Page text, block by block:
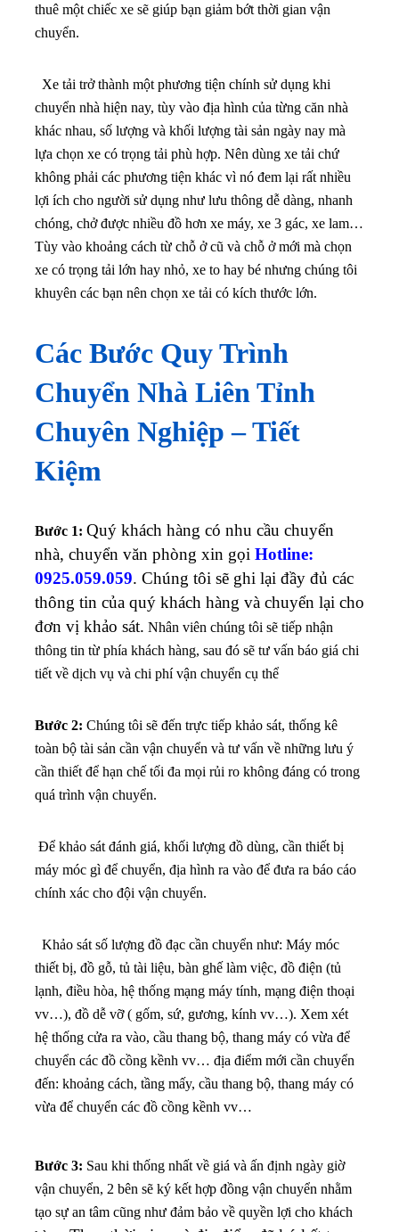
thuê một chiếc xe sẽ giúp bạn giảm bớt thời gian vận
chuyển.
Xe tải trở thành một phương tiện chính sử dụng khi
chuyển nhà hiện nay, tùy vào địa hình của từng căn nhà
khác nhau, số lượng và khối lượng tài sản ngày nay mà
lựa chọn xe có trọng tải phù hợp. Nên dùng xe tải chứ
không phải các phương tiện khác vì nó đem lại rất nhiều
lợi ích cho người sử dụng như lưu thông dễ dàng, nhanh
chóng, chở được nhiều đồ hơn xe máy, xe 3 gác, xe lam…
Tùy vào khoảng cách từ chỗ ở cũ và chỗ ở mới mà chọn
xe có trọng tải lớn hay nhỏ, xe to hay bé nhưng chúng tôi
khuyên các bạn nên chọn xe tải có kích thước lớn.
Các Bước Quy Trình
Chuyển Nhà Liên Tỉnh
Chuyên Nghiệp – Tiết
Kiệm
Bước 1: Quý khách hàng có nhu cầu chuyển
nhà, chuyển văn phòng xin gọi Hotline:
0925.059.059. Chúng tôi sẽ ghi lại đầy đủ các
thông tin của quý khách hàng và chuyển lại cho
đơn vị khảo sát. Nhân viên chúng tôi sẽ tiếp nhận
thông tin từ phía khách hàng, sau đó sẽ tư vấn báo giá chi
tiết về dịch vụ và chi phí vận chuyển cụ thể
Bước 2: Chúng tôi sẽ đến trực tiếp khảo sát, thống kê
toàn bộ tài sản cần vận chuyển và tư vấn về những lưu ý
cần thiết để hạn chế tối đa mọi rủi ro không đáng có trong
quá trình vận chuyển.
Để khảo sát đánh giá, khối lượng đồ dùng, cần thiết bị
máy móc gì để chuyển, địa hình ra vào để đưa ra báo cáo
chính xác cho đội vận chuyển.
Khảo sát số lượng đồ đạc cần chuyển như: Máy móc
thiết bị, đồ gỗ, tủ tài liệu, bàn ghế làm việc, đồ điện (tủ
lạnh, điều hòa, hệ thống mạng máy tính, mạng điện thoại
vv…), đồ dễ vỡ ( gốm, sứ, gương, kính vv…). Xem xét
hệ thống cửa ra vào, cầu thang bộ, thang máy có vừa để
chuyển các đồ cồng kềnh vv… địa điểm mới cần chuyển
đến: khoảng cách, tầng mấy, cầu thang bộ, thang máy có
vừa để chuyển các đồ cồng kềnh vv…
Bước 3: Sau khi thống nhất về giá và ấn định ngày giờ
vận chuyển, 2 bên sẽ ký kết hợp đồng vận chuyển nhằm
tạo sự an tâm cũng như đảm bảo về quyền lợi cho khách